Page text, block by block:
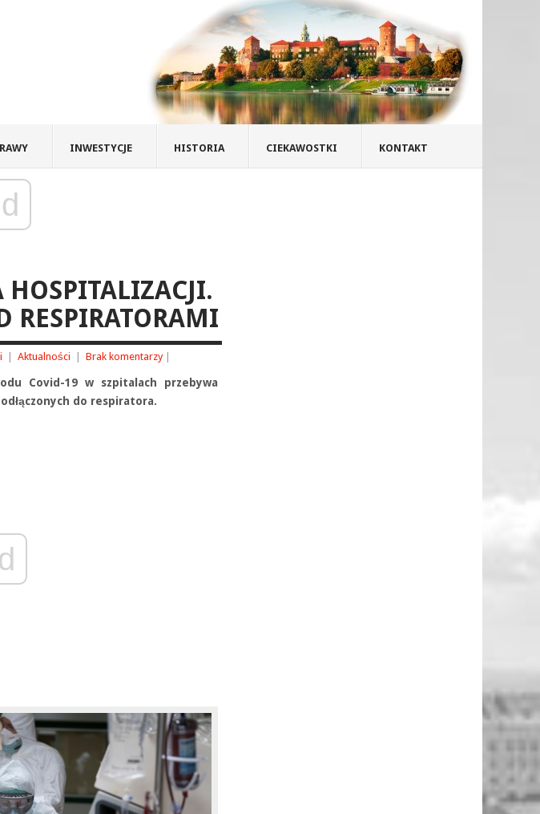
INWESTYCJE HISTORIA CIEKAWOSTKI KONTAKT
RESPIRATORAMI
Aktualności Brak komentarzy
Covid-19 w szpitalach przebywa
do respiratora.